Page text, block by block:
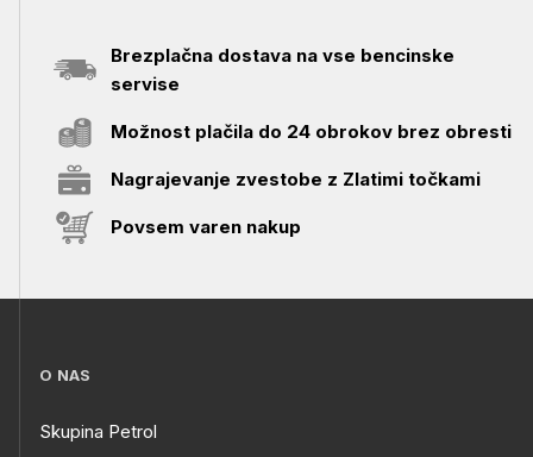
Brezplačna dostava na vse bencinske
servise
Možnost plačila do 24 obrokov brez obresti
Nagrajevanje zvestobe z Zlatimi točkami
Povsem varen nakup
O NAS
Skupina Petrol